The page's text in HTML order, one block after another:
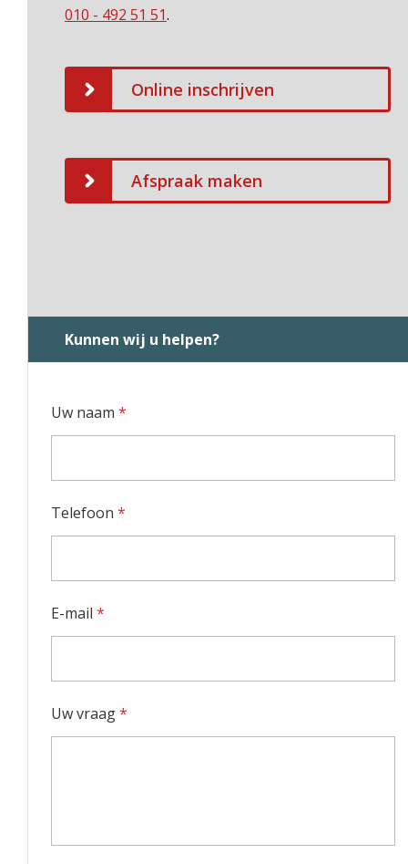
010 - 492 51 51.
Online inschrijven
Afspraak maken
Kunnen wij u helpen?
Uw naam *
Telefoon *
E-mail *
Uw vraag*